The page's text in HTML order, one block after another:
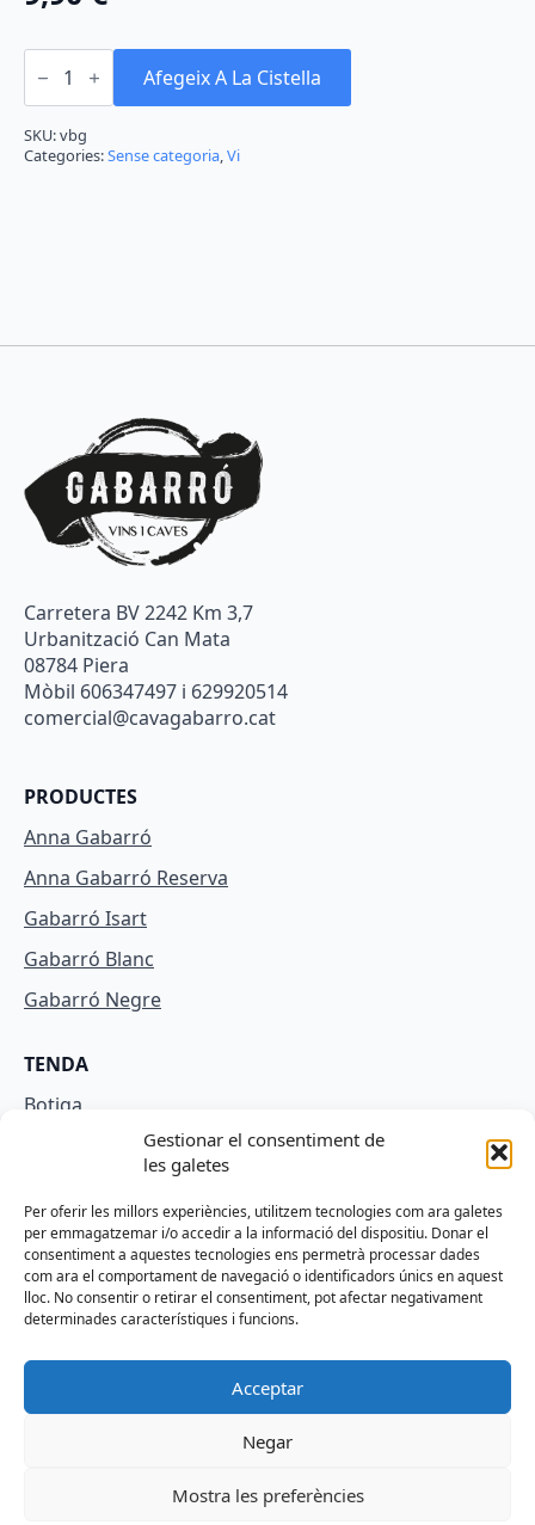
Gestionar el consentiment de
les galetes
Per oferir les millors experiències, utilitzem tecnologies com ara galetes
per emmagatzemar i/o accedir a la informació del dispositiu. Donar el
consentiment a aquestes tecnologies ens permetrà processar dades
com ara el comportament de navegació o identificadors únics en aquest
lloc. No consentir o retirar el consentiment, pot afectar negativament
determinades característiques i funcions.
Acceptar
Negar
Mostra les preferències
quantitat
de
Blanc
Afegeix A La Cistella
SKU:vbg
Categories:Sense categoria,Vi
Carretera BV 2242 Km 3,7
Urbanització Can Mata
08784 Piera
Mòbil 606347497 i 629920514
comercial@cavagabarro.cat
PRODUCTES
Anna Gabarró
Anna Gabarró Reserva
Gabarró Isart
Gabarró Blanc
Gabarró Negre
TENDA
Botiga
El meu compte
Termes i condicions
Cistella
LEGAL
Aviso legal
Política de priviacitat
Politica de cookies
© 2023 Agricola Anoia, S.L.